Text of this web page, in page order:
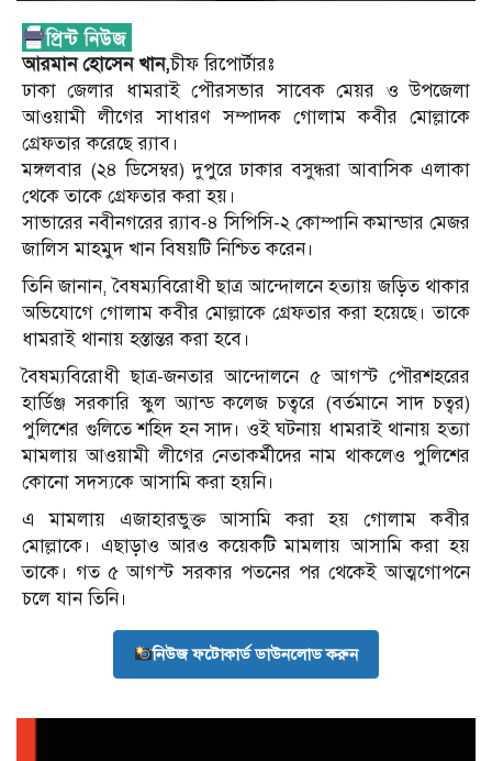
আরমান হোসেন খান,চীফ রিপোর্টারঃ
ঢাকা জেলার ধামরাই পৌরসভার সাবেক মেয়র ও উপজেলা
আওয়ামী লীগের সাধারণ সম্পাদক গোলাম কবীর মোল্লাকে
গ্রেফতার করেছে র‍্যাব।
মঙ্গলবার (২৪ ডিসেম্বর) দুপুরে ঢাকার বসুন্ধরা আবাসিক এলাকা
থেকে তাকে গ্রেফতার করা হয়।
সাভারের নবীনগরের র‍্যাব-৪ সিপিসি-২ কোম্পানি কমান্ডার মেজর
জালিস মাহমুদ খান বিষয়টি নিশ্চিত করেন।
তিনি জানান, বৈষম্যবিরোধী ছাত্র আন্দোলনে হত্যায় জড়িত থাকার
অভিযোগে গোলাম কবীর মোল্লাকে গ্রেফতার করা হয়েছে। তাকে
ধামরাই থানায় হস্তান্তর করা হবে।
বৈষম্যবিরোধী ছাত্র-জনতার আন্দোলনে ৫ আগস্ট পৌরশহরের
হার্ডিঞ্জ সরকারি স্কুল অ্যান্ড কলেজ চত্বরে (বর্তমানে সাদ চত্বর)
পুলিশের গুলিতে শহিদ হন সাদ। ওই ঘটনায় ধামরাই থানায় হত্যা
মামলায় আওয়ামী লীগের নেতাকর্মীদের নাম থাকলেও পুলিশের
কোনো সদস্যকে আসামি করা হয়নি।
এ মামলায় এজাহারভুক্ত আসামি করা হয় গোলাম কবীর
মোল্লাকে। এছাড়াও আরও কয়েকটি মামলায় আসামি করা হয়
তাকে। গত ৫ আগস্ট সরকার পতনের পর থেকেই আত্মগোপনে
চলে যান তিনি।
নিউজ ফটোকার্ড ডাউনলোড করুন